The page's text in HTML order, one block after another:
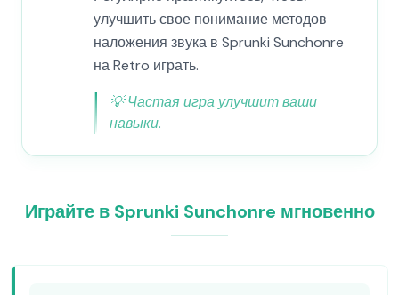
улучшить свое понимание методов
наложения звука в Sprunki Sunchonre
на Retro играть.
💡Частая игра улучшит ваши
навыки.
Играйте в Sprunki Sunchonre мгновенно